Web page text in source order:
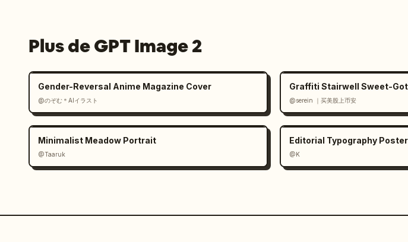
une flèche vers la droite.
Pied de page : Ajoutez une fine ligne horizontale, puis un
pied de page en chinois : « 更多美味，打开常用平台搜索 ».
recherche sombre indiquant « Burger N » avec une icône de
d'exactement 5 badges/icônes de plateformes étiquetés : 抖音,
点评, et une petite icône de style application de restauration
tous les éléments du pied de page petits et alignés le long
personnes, pas d'objets superflus en dehors des ingrédients
Plus de GPT Image 2
Gender-Reversal Anime Magazine Cover
@のぞむ＊AIイラスト
Graffiti Stairwell Sweet-
@serein ｜买美股上币安
Minimalist Meadow Portrait
@Taaruk
Editorial Typography
@K